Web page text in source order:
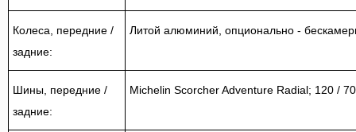
Колеса, передние /
задние:
Литой алюминий, опционально -
Шины, передние /
задние:
Michelin Scorcher Adventure Radial; 120 /